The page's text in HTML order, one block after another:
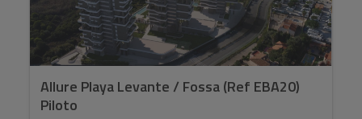
Allure Playa Levante / Fossa (Ref EBA20)
Piloto